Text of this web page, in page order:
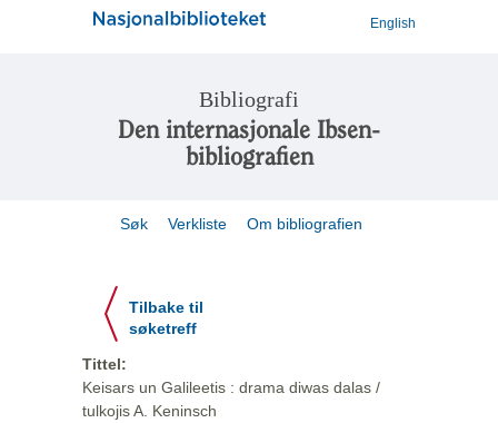
English
Bibliografi
Den internasjonale Ibsen-
bibliografien
Søk Verkliste Om bibliografien
Tilbake til
søketreff
Tittel:
Keisars un Galileetis : drama diwas dalas /
tulkojis A. Keninsch